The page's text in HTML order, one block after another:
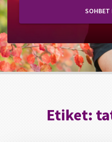
SOHBET
Etiket: